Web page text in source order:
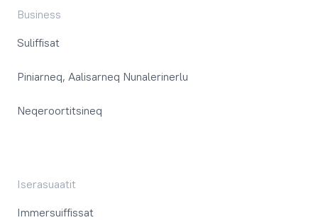
Business
Suliffisat
Piniarneq, Aalisarneq Nunalerinerlu
Neqeroortitsineq
Iserasuaatit
Immersuiffissat